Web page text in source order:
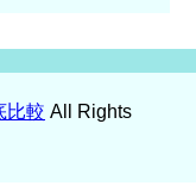
比較 All Rights